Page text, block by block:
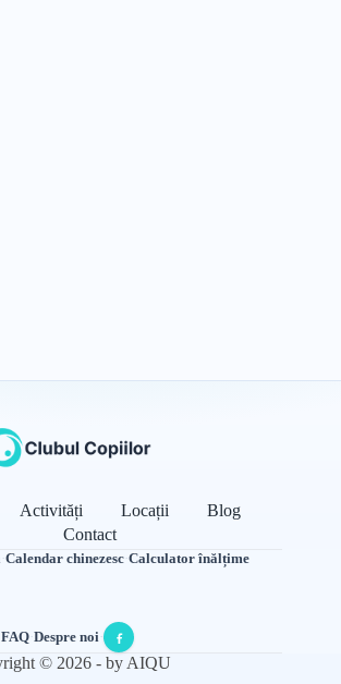
Activități Locații
Blog
Contact
·Calendar chinezesc·Calculator înălțime
FAQ·Despre noi·
© 2026 - by AIQU